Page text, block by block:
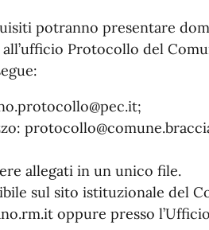
potranno presentare
Protocollo del
allegati in un unico file.
sul sito istituzionale del
oppure presso